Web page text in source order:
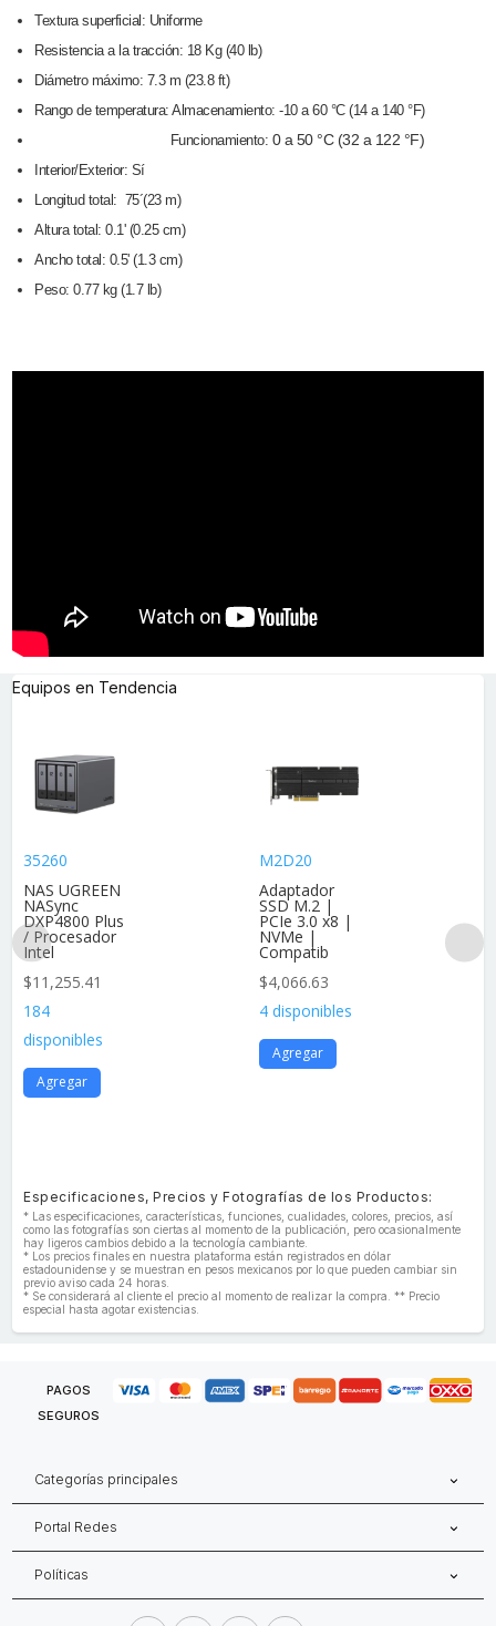
Textura superficial: Uniforme
Resistencia a la tracción: 18 Kg (40 lb)
Diámetro máximo: 7.3 m (23.8 ft)
Rango de temperatura: Almacenamiento: -10 a 60 °C (14 a 140 °F)
Funcionamiento: 0 a 50 °C (32 a 122 °F)
Interior/Exterior: Sí
Longitud total: 75´(23 m)
Altura total: 0.1' (0.25 cm)
Ancho total: 0.5' (1.3 cm)
Peso: 0.77 kg (1.7 lb)
Equipos en Tendencia
35260
NAS UGREEN
NASync
DXP4800 Plus
/ Procesador
Intel
$11,255.41
184
disponibles
Agregar
M2D20
Adaptador
SSD M.2 |
PCIe 3.0 x8 |
NVMe |
Compatib
$4,066.63
4 disponibles
Agregar
Especificaciones, Precios y Fotografías de los Productos:
* Las especificaciones, características, funciones, cualidades, colores, precios, así
como las fotografías son ciertas al momento de la publicación, pero ocasionalmente
hay ligeros cambios debido a la tecnología cambiante.
* Los precios finales en nuestra plataforma están registrados en dólar
estadounidense y se muestran en pesos mexicanos por lo que pueden cambiar sin
previo aviso cada 24 horas.
* Se considerará al cliente el precio al momento de realizar la compra. ** Precio
especial hasta agotar existencias.
PAGOS
SEGUROS
Categorías principales
Portal Redes
Políticas